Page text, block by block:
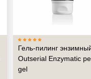
Гель-пилинг
Outserial Enzymatic
gel